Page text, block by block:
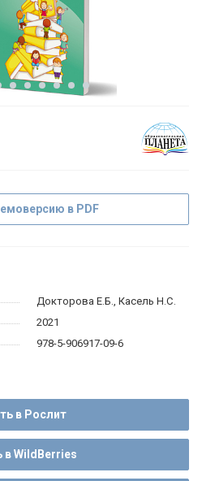
в PDF
Докторова Е.Б., Касель Н.С.
2021
978-5-906917-09-6
в Рослит
в WildBerries